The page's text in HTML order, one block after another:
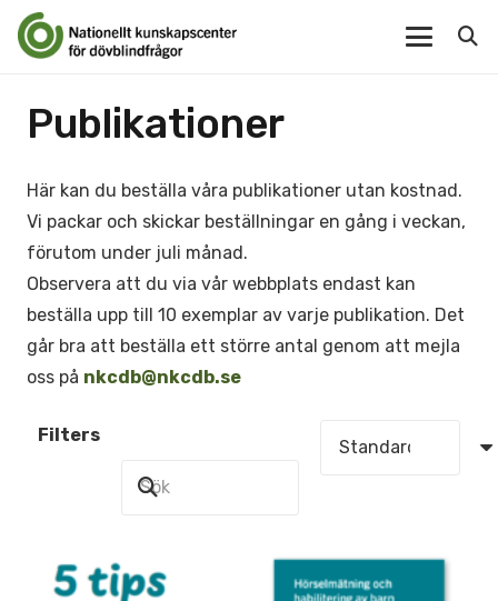
Publikationer
Här kan du beställa våra publikationer utan kostnad.
Vi packar och skickar beställningar en gång i veckan,
förutom under juli månad.
Observera att du via vår webbplats endast kan
beställa upp till 10 exemplar av varje publikation. Det
går bra att beställa ett större antal genom att mejla
oss på nkcdb@nkcdb.se
Filters